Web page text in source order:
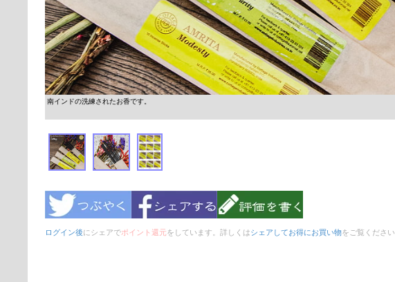
南インドの洗練されたお香です。
ログイン後にシェアでポイント還元をしています。詳しくはシェアしてお得にお買い物をご覧ください